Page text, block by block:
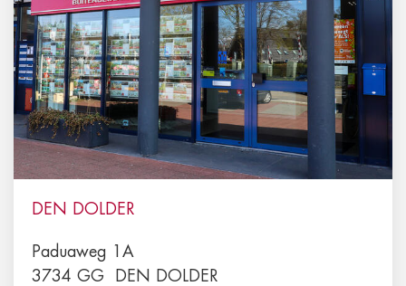
DEN DOLDER
Paduaweg 1A
3734 GG
DEN DOLDER